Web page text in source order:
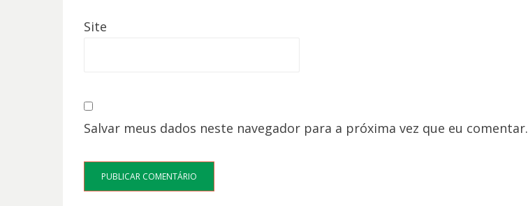
Site
Salvar meus dados neste navegador para a próxima vez que eu comentar.